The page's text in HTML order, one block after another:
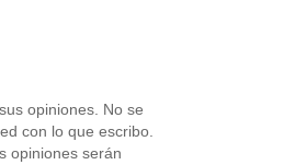
opiniones. No se
con lo que escribo.
opiniones serán